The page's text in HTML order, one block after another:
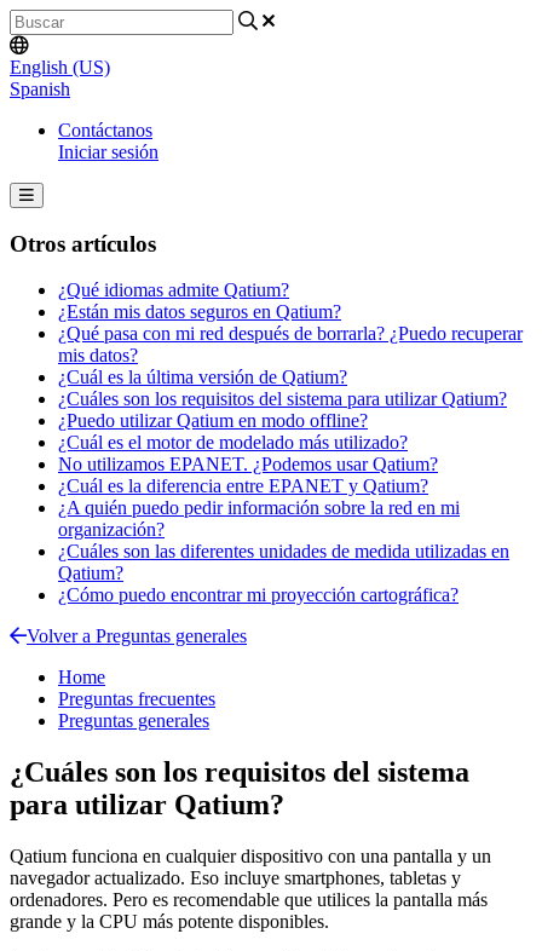
English (US)
Spanish
Contáctanos
Iniciar sesión
Otros artículos
¿Qué idiomas admite Qatium?
¿Están mis datos seguros en Qatium?
¿Qué pasa con mi red después de borrarla? ¿Puedo recuperar
mis datos?
¿Cuál es la última versión de Qatium?
¿Cuáles son los requisitos del sistema para utilizar Qatium?
¿Puedo utilizar Qatium en modo offline?
¿Cuál es el motor de modelado más utilizado?
No utilizamos EPANET. ¿Podemos usar Qatium?
¿Cuál es la diferencia entre EPANET y Qatium?
¿A quién puedo pedir información sobre la red en mi
organización?
¿Cuáles son las diferentes unidades de medida utilizadas en
Qatium?
¿Cómo puedo encontrar mi proyección cartográfica?
Volver a Preguntas generales
Home
Preguntas frecuentes
Preguntas generales
¿Cuáles son los requisitos del sistema
para utilizar Qatium?
Qatium funciona en cualquier dispositivo con una pantalla y un
navegador actualizado. Eso incluye smartphones, tabletas y
ordenadores. Pero es recomendable que utilices la pantalla más
grande y la CPU más potente disponibles.